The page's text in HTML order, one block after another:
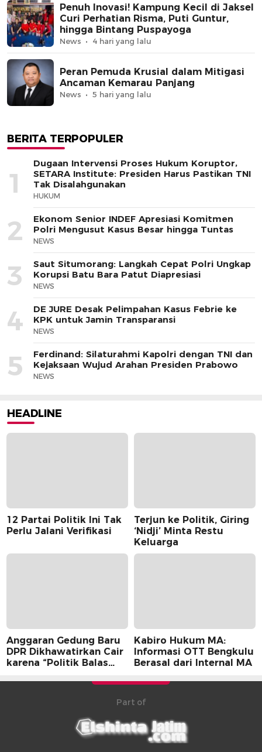
Penuh Inovasi! Kampung Kecil di Jaksel
Curi Perhatian Risma, Puti Guntur,
hingga Bintang Puspayoga
News 4 hari yang lalu
Peran Pemuda Krusial dalam Mitigasi
Ancaman Kemarau Panjang
News 5 hari yang lalu
BERITA TERPOPULER
1
Dugaan Intervensi Proses Hukum Koruptor,
SETARA Institute: Presiden Harus Pastikan TNI
Tak Disalahgunakan
HUKUM
2
Ekonom Senior INDEF Apresiasi Komitmen
Polri Mengusut Kasus Besar hingga Tuntas
NEWS
3
Saut Situmorang: Langkah Cepat Polri Ungkap
Korupsi Batu Bara Patut Diapresiasi
NEWS
4
DE JURE Desak Pelimpahan Kasus Febrie ke
KPK untuk Jamin Transparansi
NEWS
5
Ferdinand: Silaturahmi Kapolri dengan TNI dan
Kejaksaan Wujud Arahan Presiden Prabowo
NEWS
HEADLINE
12 Partai Politik Ini Tak
Perlu Jalani Verifikasi
Terjun ke Politik, Giring
‘Nidji’ Minta Restu
Keluarga
Anggaran Gedung Baru
DPR Dikhawatirkan Cair
karena “Politik Balas
Kabiro Hukum MA:
Informasi OTT Bengkulu
Berasal dari Internal MA
Part of